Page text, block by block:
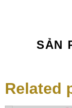
SẢN
Related